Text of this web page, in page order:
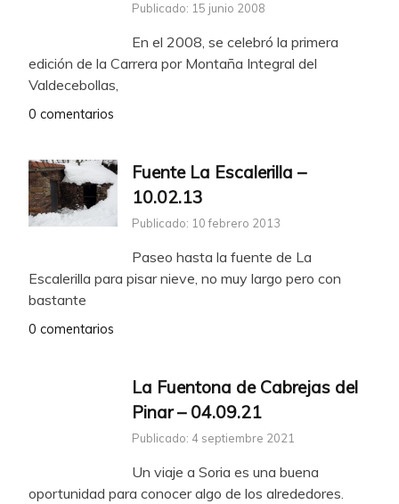
Publicado: 15 junio 2008
En el 2008, se celebró la primera
edición de la Carrera por Montaña Integral del
Valdecebollas,
0 comentarios
Fuente La Escalerilla –
10.02.13
Publicado: 10 febrero 2013
Paseo hasta la fuente de La
Escalerilla para pisar nieve, no muy largo pero con
bastante
0 comentarios
La Fuentona de Cabrejas del
Pinar – 04.09.21
Publicado: 4 septiembre 2021
Un viaje a Soria es una buena
oportunidad para conocer algo de los alrededores.